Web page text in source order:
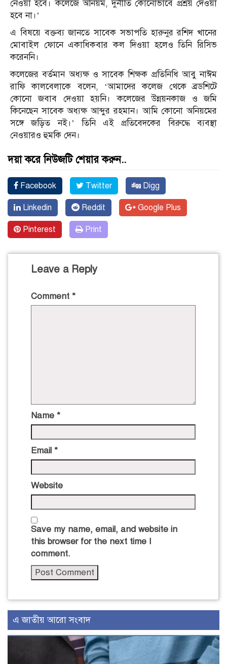
নেওয়া হবে। কলেজে অনিয়ম, দুর্নীতি কোনোভাবে প্রশ্রয় দেওয়া
হবে না।’
এ বিষয়ে বক্তব্য জানতে সাবেক সভাপতি হারুনুর রশিদ খানের
মোবাইল ফোনে একাধিকবার কল দিওয়া হলেও তিনি রিসিভ
করেননি।
কলেজের বর্তমান অধ্যক্ষ ও সাবেক শিক্ষক প্রতিনিধি আবু নাঈম
রাফি কালবেলাকে বলেন, ‘আমাদের কলেজ থেকে ব্রডশিটে
কোনো জবাব দেওয়া হয়নি। কলেজের উন্নয়নকাজ ও জমি
কিনেছেন সাবেক অধ্যক্ষ আব্দুর রহমান। আমি কোনো অনিয়মের
সঙ্গে জড়িত নই।’ তিনি এই প্রতিবেদকের বিরুদ্ধে ব্যবস্থা
নেওয়ারও হুমকি দেন।
দয়া করে নিউজটি শেয়ার করুন..
Facebook Twitter Digg
Linkedin Reddit Google Plus
Pinterest Print
Leave a Reply
Comment *
Name *
Email *
Website
Save my name, email, and website in
this browser for the next time I
comment.
এ জাতীয় আরো সংবাদ